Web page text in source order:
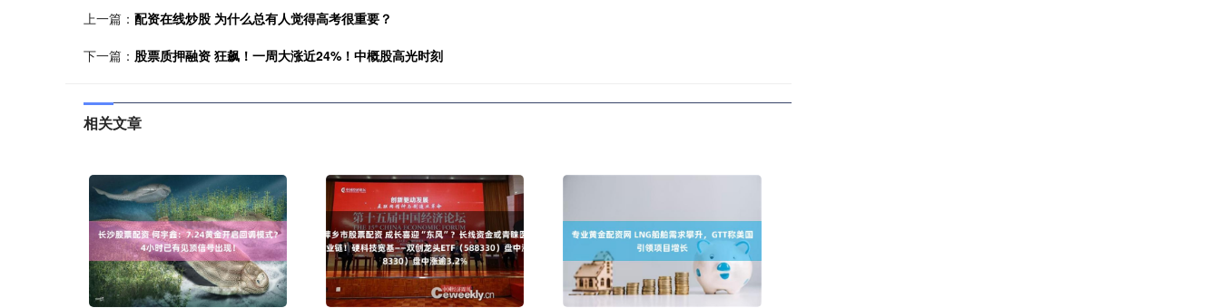
上一篇： 配资在线炒股 为什么总有人觉得高考很重要？
下一篇： 股票质押融资 狂飙！一周大涨近24%！中概股高光时刻
相关文章